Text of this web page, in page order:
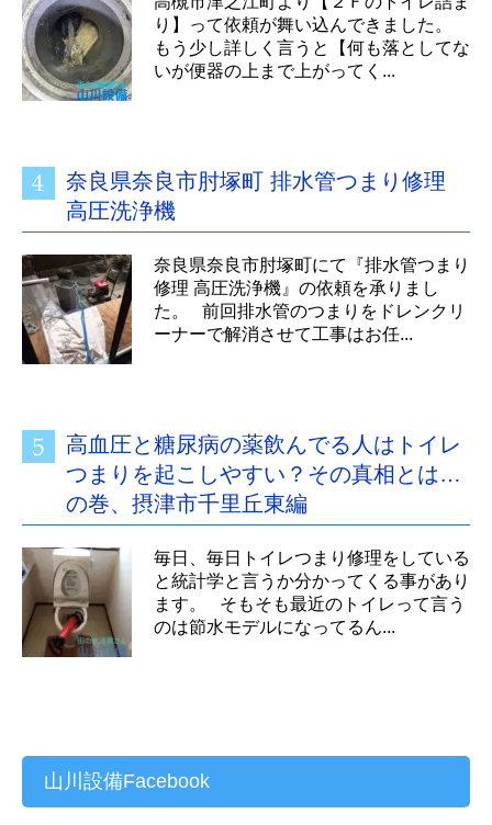
り】って依頼が舞い込んできました。
もう少し詳しく言うと【何も落としてな
いが便器の上まで上がってく...
奈良県奈良市肘塚町 排水管つまり修理
高圧洗浄機
奈良県奈良市肘塚町にて『排水管つまり
修理 高圧洗浄機』の依頼を承りまし
た。 前回排水管のつまりをドレンクリ
ーナーで解消させて工事はお任...
高血圧と糖尿病の薬飲んでる人はトイレ
つまりを起こしやすい？その真相とは…
の巻、摂津市千里丘東編
毎日、毎日トイレつまり修理をしている
と統計学と言うか分かってくる事があり
ます。 そもそも最近のトイレって言う
のは節水モデルになってるん...
山川設備Facebook